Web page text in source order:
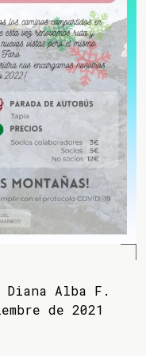
Diana Alba F.
de 2021